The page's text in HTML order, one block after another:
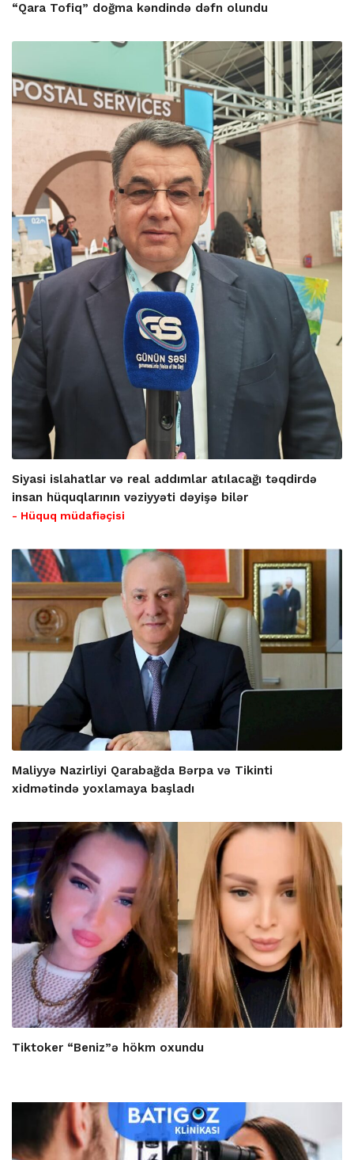
“Qara Tofiq” doğma kəndində dəfn olundu
Siyasi islahatlar və real addımlar atılacağı təqdirdə
insan hüquqlarının vəziyyəti dəyişə bilər
- Hüquq müdafiəçisi
Maliyyə Nazirliyi Qarabağda Bərpa və Tikinti
xidmətində yoxlamaya başladı
Tiktoker “Beniz”ə hökm oxundu